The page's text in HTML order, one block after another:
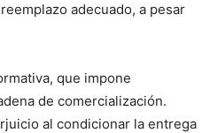
adecuado, a pesar
que impone
de comercialización.
al condicionar la entrega